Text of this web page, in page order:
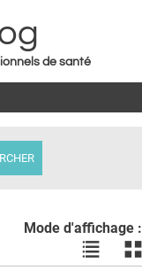
de santé
Mode d'affichage :
Voir
les
les